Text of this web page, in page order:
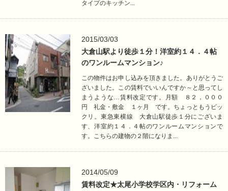
タイプのキッチン...
2015/03/03
大倉山駅より徒歩１分！洋室約１４．４帖
のワンルームマンション♪
この物件はお申し込みを頂きました。ありがとうご
ざいました。この賃料でいいんですか～と思ってし
まうような…賃料改定です。月額 ８２，０００
円 礼金・敷金 １ヶ月 です。ちょっともうビッ
クリ。東急東横線 大倉山駅徒歩１分にございま
す、洋室約１４．４帖のワンルームマンションで
す。こちらの建物の２階になりま...
2014/05/09
賃料改定★太尾小学校学区内・リフォーム